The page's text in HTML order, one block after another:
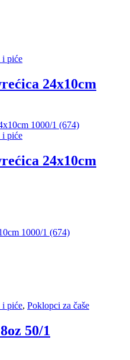
i piće
24x10cm
i piće
24x10cm
1000/1 (674)
i piće, Poklopci za čaše
50/1